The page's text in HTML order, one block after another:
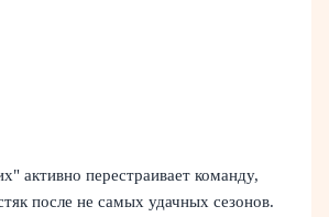
активно перестраивает команду,
после не самых удачных сезонов.